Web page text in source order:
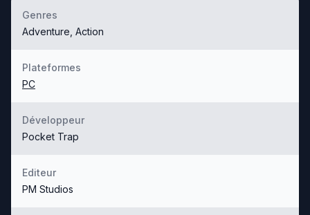
Genres
Adventure, Action
Plateformes
PC
Développeur
Pocket Trap
Editeur
PM Studios